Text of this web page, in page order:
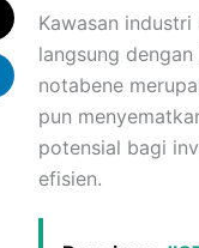
Kawasan
langsung
notabene
pun
potensial bagi
efisien.